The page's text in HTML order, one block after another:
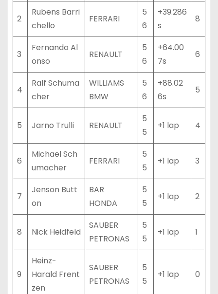
2
Rubens Barri
chello
FERRARI
5
6
+39.286
s
8
3
Fernando Al
onso
RENAULT
5
6
+64.00
7s
6
4
Ralf Schuma
cher
WILLIAMS
BMW
5
6
+88.02
6s
5
5 Jarno Trulli RENAULT
5
5
+1 lap 4
6
Michael Sch
umacher
FERRARI
5
5
+1 lap 3
7
Jenson Butt
on
BAR
HONDA
5
5
+1 lap 2
8 Nick Heidfeld
SAUBER
PETRONAS
5
5
+1 lap 1
9
Heinz-
Harald Frent
zen
SAUBER
PETRONAS
5
5
+1 lap 0